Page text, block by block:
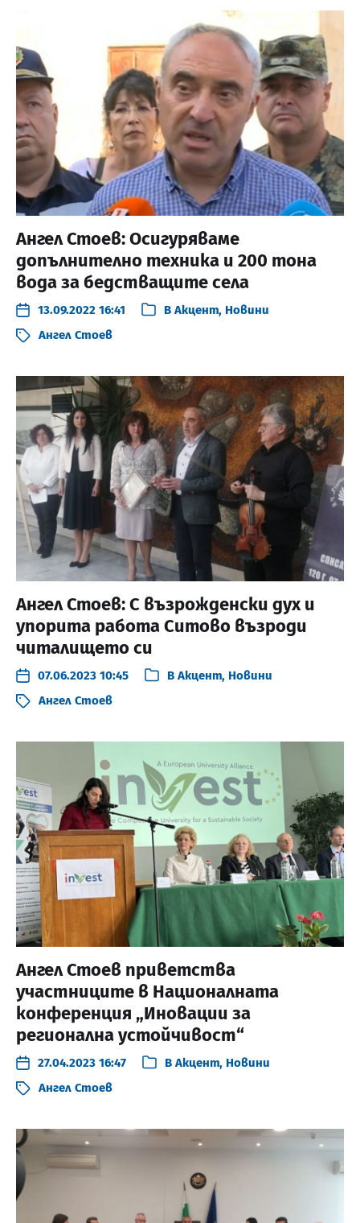
Ангел Стоев: Осигуряваме
допълнително техника и 200 тона
вода за бедстващите села
13.09.2022 16:41 В Акцент, Новини
Ангел Стоев
Ангел Стоев: С възрожденски дух и
упорита работа Ситово възроди
читалището си
07.06.2023 10:45 В Акцент, Новини
Ангел Стоев
Ангел Стоев приветства
участниците в Националната
конференция „Иновации за
регионална устойчивост“
27.04.2023 16:47 В Акцент, Новини
Ангел Стоев